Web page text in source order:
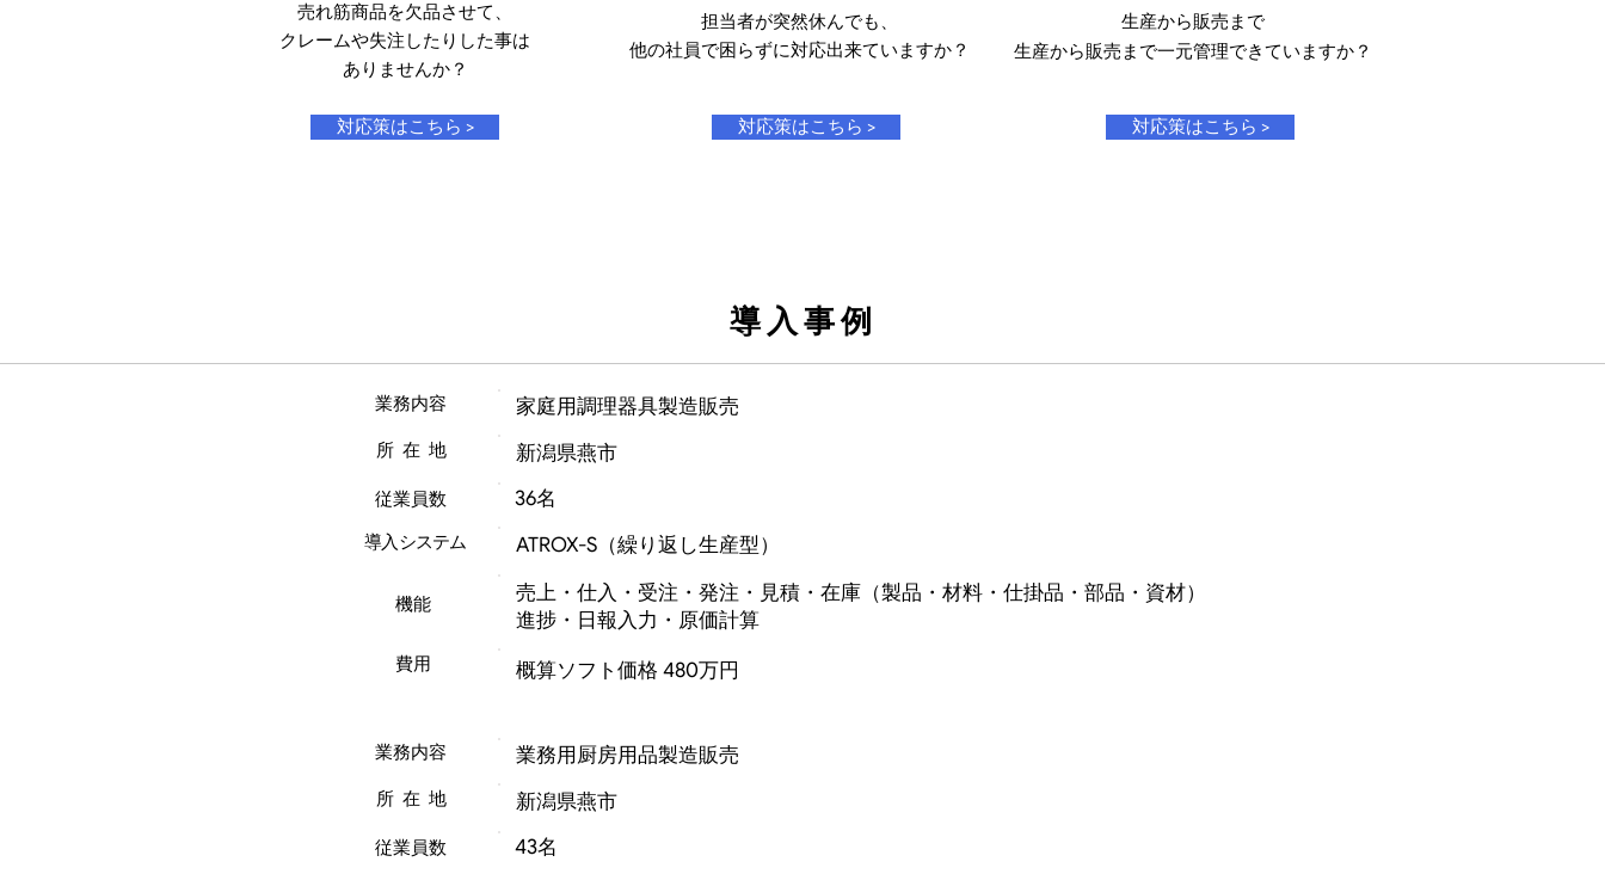
売れ筋商品を欠品させて、​
クレームや失注したりした事は
​ありませんか？
対応策はこちら >
担当者が突然休んでも、
他の社員で困らずに対応出来ていますか？
対応策はこちら >
生産から販売まで
生産から販売まで一元管理できていますか？
対応策はこちら >
導入事例
業務内容 家庭用調理器具製造販売
所在地 新潟県燕市
従業員数 36名
導入システム ATROX-S（繰り返し生産型）
機能 売上・仕入・受注・発注・見積・ 在庫（製品・材料・仕掛品・部品・資材）
進捗・日報入力・原価計算
費用 概算ソフト価格 480万円
業務内容 業務用厨房用品製造販売
所在地 新潟県燕市
従業員数 43名